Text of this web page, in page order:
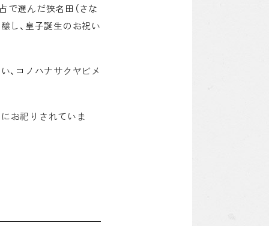
で選んだ狭名田（さな
し、皇子誕生のお祝い
、コノハナサクヤビメ
お祀りされていま